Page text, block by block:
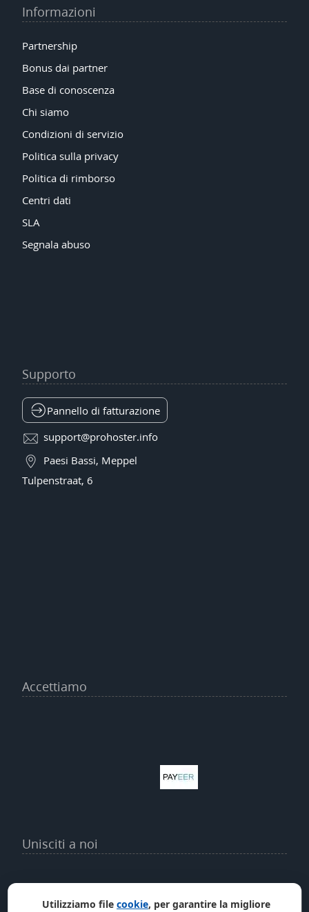
Informazioni
Partnership
Bonus dai partner
Base di conoscenza
Chi siamo
Condizioni di servizio
Politica sulla privacy
Politica di rimborso
Centri dati
SLA
Segnala abuso
Supporto
Pannello di fatturazione
support@prohoster.info
Paesi Bassi, Meppel
Tulpenstraat, 6
Accettiamo
Unisciti a noi
Utilizziamo file cookie, per garantire la migliore